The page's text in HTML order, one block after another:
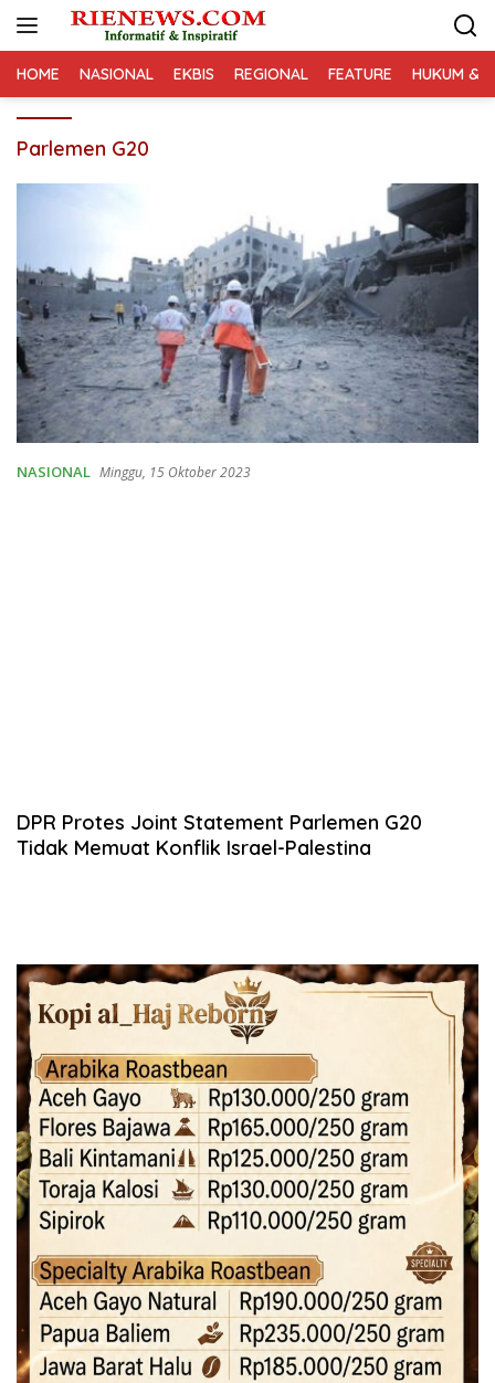
HOME NASIONAL EKBIS REGIONAL FEATURE HUKUM &
Parlemen G20
NASIONAL Minggu, 15 Oktober 2023
DPR Protes Joint Statement Parlemen G20
Tidak Memuat Konflik Israel-Palestina